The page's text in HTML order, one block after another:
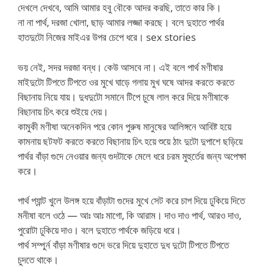
দেখলে দেখবে, আমি আমার হবু বৌকে আদর করছি, তাতে কার কি।
না না পার্থ, দরজা খোলা, ছাড় আমার লজ্জা করছে। বলে দুহাতে পার্থর
হাতদুটো নিজের মাইএর উপর চেপে ধরে। sex stories
ভয় নেই, সদর দরজা বন্ধ। কেউ আসবে না। এই বলে পার্থ মণীষার
মাইদুটো টিপতে টিপতে ওর মুখে ঘাড়ে গলায় মুখ ঘষে আদর করতে করতে
বিছানায় নিয়ে যায়। দুধদুটো সমানে টিপে চুষে লাল করে দিয়ে মণীষাকে
বিছানায় চিৎ করে শুইয়ে দেয়।
কামুকী মণীষা অনেকদিন পরে কোন পুরুষ মানুষের আলিঙ্গনে আবিষ্ট হয়ে
কামনায় ছটফট করতে করতে বিছানায় চিৎ হয়ে শুয়ে ঠাং দুটো দুপাশে ছড়িয়ে
পার্থর বাঁড়া গুদে নেওয়ার জন্য গুদটাকে মেলে ধরে চরম মুহুর্তের জন্য অপেক্ষা
করে।
পার্থ প্যান্ট খুলে উলঙ্গ হয়ে বাঁড়াটা গুদের মুখে সেট করে চাপ দিয়ে ঢুকিয়ে দিতে
মনীষা বলে ওঠে — আঃ আঃ মাগো, কি আরাম। দাও দাও পার্থ, আরও দাও,
পুরোটা ঢুকিয়ে দাও। বলে দুহাতে পার্থকে জড়িয়ে ধরে।
পার্থ সম্পুর্ন বাঁড়া মণীষার গুদে ভরে দিয়ে দুহাতে দুধ দুটো টিপতে টিপতে
চুদতে থাকে।